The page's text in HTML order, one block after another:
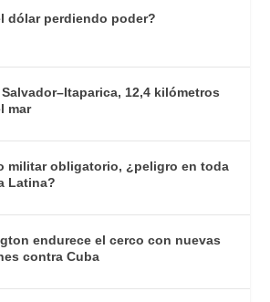
dólar perdiendo poder?
12,4 kilómetros
mar
militar obligatorio, ¿peligro en toda
Latina?
endurece el cerco con nuevas
contra Cuba